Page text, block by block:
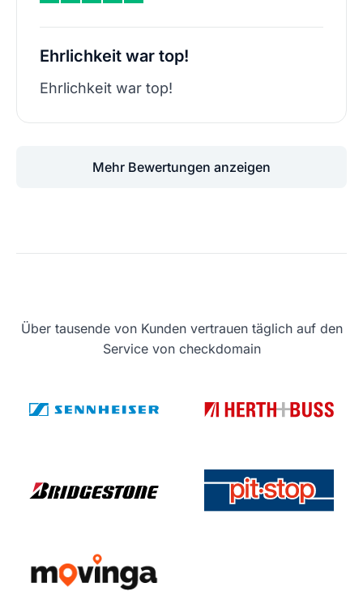
Ehrlichkeit war top!
Ehrlichkeit war top!
Mehr Bewertungen anzeigen
Über tausende von Kunden vertrauen täglich auf den
Service von checkdomain